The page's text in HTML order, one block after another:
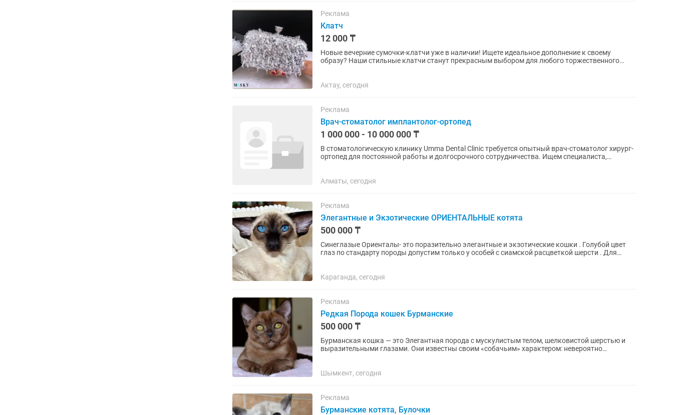
Реклама
Клатч
12 000 ₸
Новые вечерние сумочки-клатчи уже в наличии! Ищете идеальное дополнение к своему
образу? Наши стильные клатчи станут прекрасным выбором для любого торжественного
Актау, сегодня
Реклама
Врач-стоматолог имплантолог-ортопед
1 000 000 - 10 000 000 ₸
В стоматологическую клинику Umma Dental Clinic требуется опытный врач-стоматолог хирург-
ортопед для постоянной работы и долгосрочного сотрудничества. Ищем специалиста,
Алматы, сегодня
Реклама
Элегантные и Экзотические ОРИЕНТАЛЬНЫЕ котята
500 000 ₸
Синеглазые Ориенталы- это поразительно элегантные и экзотические кошки . Голубой цвет
глаз по стандарту породы допустим только у особей с сиамской расцветкой шерсти . Для
Караганда, сегодня
Реклама
Редкая Порода кошек Бурманские
500 000 ₸
Бурманская кошка — это Элегантная порода с мускулистым телом, шелковистой шерстью и
выразительными глазами. Они известны своим «собачьим» характером: невероятно
Шымкент, сегодня
Реклама
Бурманские котята, Булочки